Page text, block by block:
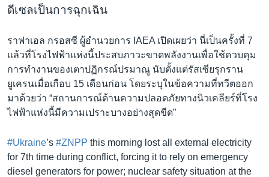
ดีเซลเป็นการฉุกเฉิน
ราฟาเอล กรอสซี ผู้อำนวยการ IAEA เปิดเผยว่า นี่เป็นครั้งที่ 7
แล้วที่โรงไฟฟ้าแห่งนี้ประสบภาวะขาดพลังงานเพื่อใช้ควบคุม
การทำงานของเตาปฏิกรณ์ปรมาณู นับตั้งแต่รัสเซียรุกราน
ยูเครนเมื่อเกือบ 15 เดือนก่อน โดยระบุในข้อความที่ทวีตออก
มาด้วยว่า “สถานการณ์ด้านความปลอดภัยทางนิวเคลียร์ที่โรง
ไฟฟ้าแห่งนี้มีความเปราะบางอย่างสุดขีด”
#Ukraine’s #ZNPP this morning lost all external electricity
for 7th time during conflict, forcing it to rely on emergency
diesel generators for power; nuclear safety situation at the